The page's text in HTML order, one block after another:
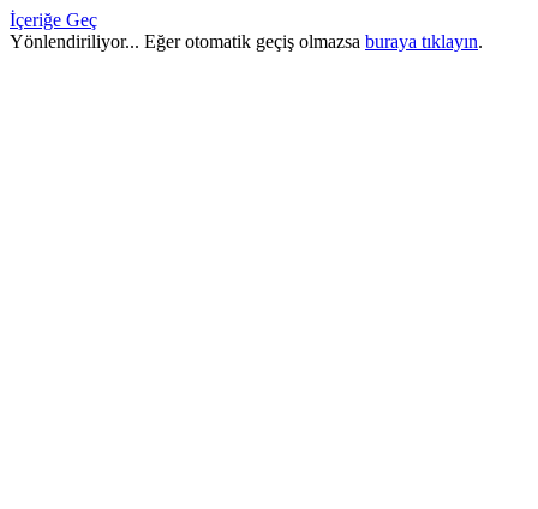
İçeriğe Geç
Yönlendiriliyor... Eğer otomatik geçiş olmazsa buraya tıklayın.